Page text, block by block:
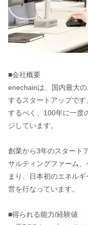
■会社概要
enechainは、国内最大
するスタートアップで
するべく、100年に一度
ジしています。
創業から3年のスタート
サルティングファーム
まり、日本初のエネル
営を行なっています。
■得られる能力/経験値